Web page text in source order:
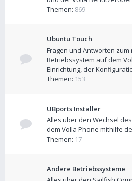
Themen: 869
Ubuntu Touch
Fragen und Antworten zum
Betriebssystem auf dem
Einrichtung, der
Themen: 153
UBports Installer
Alles über den Wechsel
dem Volla Phone mithilfe
Themen: 17
Andere Betriebssysteme